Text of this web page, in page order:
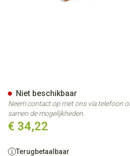
€ 34,22
Terugbetaalbaar
Niet beschikbaar
Neem contact op met ons via telefoon
samen de mogelijkheden.